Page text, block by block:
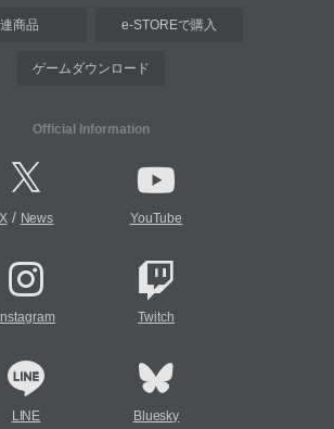
商品 e-STOREで購入
ゲームダウンロード
Official Information
X/ News YouTube
Twitch
LINE Bluesky